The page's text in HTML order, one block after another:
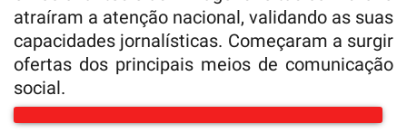
atraíram a atenção nacional, validando as suas
capacidades jornalísticas. Começaram a surgir
ofertas dos principais meios de comunicação
social.